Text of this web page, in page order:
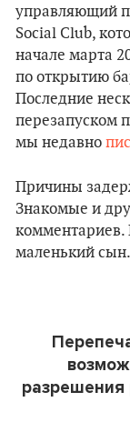
управляющий
Social Club,
начале марта
по открытию
Последние
перезапуском
мы недавно
Причины
Знакомые и
комментариев.
маленький сын.
разрешения